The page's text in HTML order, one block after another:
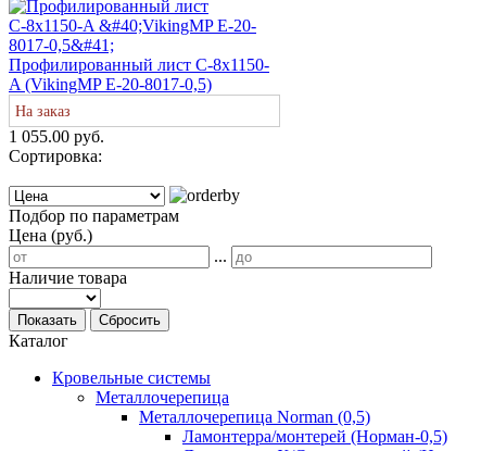
Профилированный лист С-8х1150-
A (VikingMP E-20-8017-0,5)
На заказ
1 055.00 руб.
Сортировка:
Подбор по параметрам
Цена (руб.)
...
Наличие товара
Показать Сбросить
Каталог
Кровельные системы
Металлочерепица
Металлочерепица Norman (0,5)
Ламонтерра/монтерей (Норман-0,5)